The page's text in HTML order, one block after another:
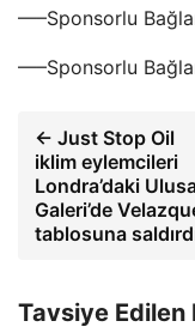
—–Sponsorlu
—–Sponsorlu
← Just Stop Oil
iklim eylemcileri
Londra’daki
Galeri’de
tablosuna
Tavsiye Edilen